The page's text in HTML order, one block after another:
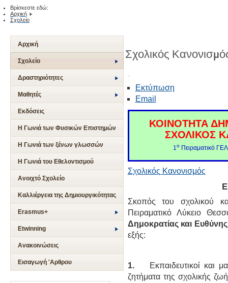
Βρίσκεστε εδώ:
Αρχική
Σχολείο
Αρχική
Σχολείο
Δραστηριότητες
Μαθητές
Εκδόσεις
Η Γωνιά των Φυσικών Επιστημών
Η Γωνιά των ξένων γλωσσών
Η Γωνιά του Εθελοντισμού
Ανοιχτό Σχολείο
Καλλιέργεια της Δημιουργικότητας
Erasmus+
Etwinning
Ανακοινώσεις
Εισαγωγή 'Αρθρου
Σχολικός
Εκτύπωση
Email
ΚΟΙΝΟΤΗΤΑ
ΣΧΟΛΙΚΟΣ
1οΠειραματικό
Σχολικός Κανονισμός
Σκοπός του σχολικού
Πειραματικό Λύκειο
Δημοκρατίας και
εξής:
1.
Εκπαιδευτικοί και
ζητήματα της σχολικής